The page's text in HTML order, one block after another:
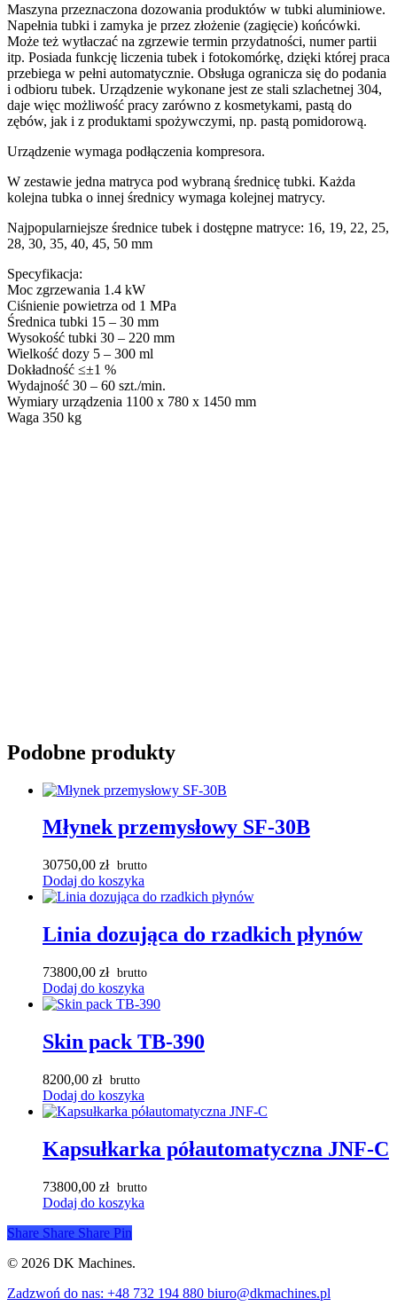
Maszyna przeznaczona dozowania produktów w tubki aluminiowe.
Napełnia tubki i zamyka je przez złożenie (zagięcie) końcówki.
Może też wytłaczać na zgrzewie termin przydatności, numer partii
itp. Posiada funkcję liczenia tubek i fotokomórkę, dzięki której praca
przebiega w pełni automatycznie. Obsługa ogranicza się do podania
i odbioru tubek. Urządzenie wykonane jest ze stali szlachetnej 304,
daje więc możliwość pracy zarówno z kosmetykami, pastą do
zębów, jak i z produktami spożywczymi, np. pastą pomidorową.
Urządzenie wymaga podłączenia kompresora.
W zestawie jedna matryca pod wybraną średnicę tubki. Każda
kolejna tubka o innej średnicy wymaga kolejnej matrycy.
Najpopularniejsze średnice tubek i dostępne matryce: 16, 19, 22, 25,
28, 30, 35, 40, 45, 50 mm
Specyfikacja:
Moc zgrzewania 1.4 kW
Ciśnienie powietrza od 1 MPa
Średnica tubki 15 – 30 mm
Wysokość tubki 30 – 220 mm
Wielkość dozy 5 – 300 ml
Dokładność ≤±1 %
Wydajność 30 – 60 szt./min.
Wymiary urządzenia 1100 x 780 x 1450 mm
Waga 350 kg
Podobne produkty
Młynek przemysłowy SF-30B
30750,00 zł
Dodaj do koszyka
Linia dozująca do rzadkich płynów
73800,00 zł
Dodaj do koszyka
Skin pack TB-390
8200,00 zł
Dodaj do koszyka
Kapsułkarka półautomatyczna JNF-C
73800,00 zł
Dodaj do koszyka
Share Share Share Pin
© 2026 DK Machines.
Close
Zadzwoń do nas: +48 732 194 880 biuro@dkmachines.pl